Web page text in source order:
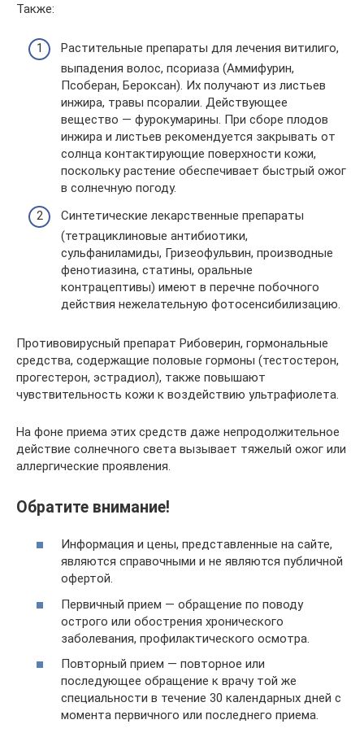
Также:
Растительные препараты для лечения витилиго,
выпадения волос, псориаза (Аммифурин,
Псоберан, Бероксан). Их получают из листьев
инжира, травы псоралии. Действующее
вещество — фурокумарины. При сборе плодов
инжира и листьев рекомендуется закрывать от
солнца контактирующие поверхности кожи,
поскольку растение обеспечивает быстрый ожог
в солнечную погоду.
Синтетические лекарственные препараты
(тетрациклиновые антибиотики,
сульфаниламиды, Гризеофульвин, производные
фенотиазина, статины, оральные
контрацептивы) имеют в перечне побочного
действия нежелательную фотосенсибилизацию.
Противовирусный препарат Рибоверин, гормональные
средства, содержащие половые гормоны (тестостерон,
прогестерон, эстрадиол), также повышают
чувствительность кожи к воздействию ультрафиолета.
На фоне приема этих средств даже непродолжительное
действие солнечного света вызывает тяжелый ожог или
аллергические проявления.
Обратите внимание!
Информация и цены, представленные на сайте,
являются справочными и не являются публичной
офертой.
Первичный прием — обращение по поводу
острого или обострения хронического
заболевания, профилактического осмотра.
Повторный прием — повторное или
последующее обращение к врачу той же
специальности в течение 30 календарных дней с
момента первичного или последнего приема.